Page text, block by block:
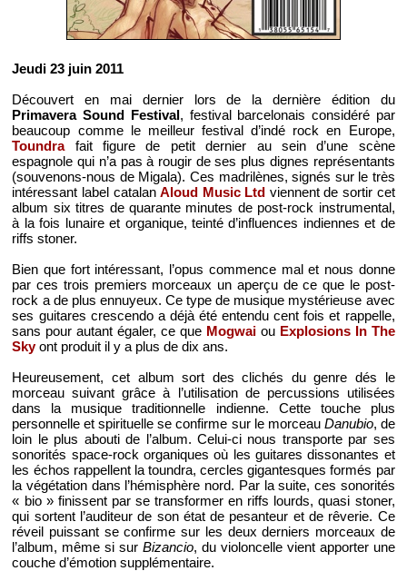
Jeudi 23 juin 2011
Découvert en mai dernier lors de la dernière édition du
Primavera Sound Festival, festival barcelonais considéré par
beaucoup comme le meilleur festival d’indé rock en Europe,
Toundrafait figure de petit dernier au sein d’une scène
espagnole qui n’a pas à rougir de ses plus dignes représentants
(souvenons-nous de Migala). Ces madrilènes, signés sur le très
intéressant label catalanAloud Music Ltd viennent de sortir cet
album six titres de quarante minutes de post-rock instrumental,
à la fois lunaire et organique, teinté d’influences indiennes et de
riffs stoner.
Bien que fort intéressant, l’opus commence mal et nous donne
par ces trois premiers morceaux un aperçu de ce que le post-
rock a de plus ennuyeux. Ce type de musique mystérieuse avec
ses guitares crescendo a déjà été entendu cent fois et rappelle,
sans pour autant égaler, ce que Mogwaiou Explosions In The
Skyont produit il y a plus de dix ans.
Heureusement, cet album sort des clichés du genre dés le
morceau suivant grâce à l’utilisation de percussions utilisées
dans la musique traditionnelle indienne. Cette touche plus
personnelle et spirituelle se confirme sur le morceau Danubio, de
loin le plus abouti de l’album. Celui-ci nous transporte par ses
sonorités space-rock organiques où les guitares dissonantes et
les échos rappellent la toundra, cercles gigantesques formés par
la végétation dans l’hémisphère nord. Par la suite, ces sonorités
« bio » finissent par se transformer en riffs lourds, quasi stoner,
qui sortent l’auditeur de son état de pesanteur et de rêverie. Ce
réveil puissant se confirme sur les deux derniers morceaux de
l’album, même si surBizancio, du violoncelle vient apporter une
couche d’émotion supplémentaire.